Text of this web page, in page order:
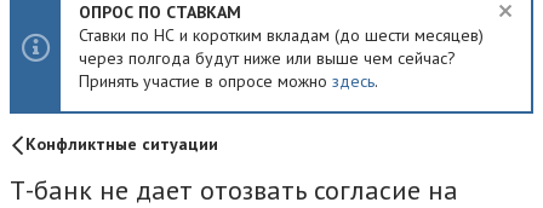
ОПРОС ПО СТАВКАМ
Ставки по НС и коротким вкладам (до шести месяцев)
через полгода будут ниже или выше чем сейчас?
Принять участие в опросе можно здесь.
Конфликтные ситуации
Т-банк не дает отозвать согласие на